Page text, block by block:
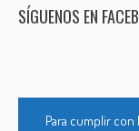
SÍGUENOS EN
Para cumplir